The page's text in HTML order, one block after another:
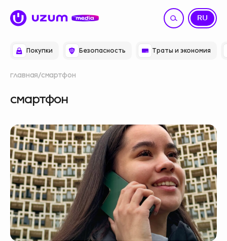
Покупки Безопасность Траты и экономия
RU
UZ
главная смартфон
смартфон